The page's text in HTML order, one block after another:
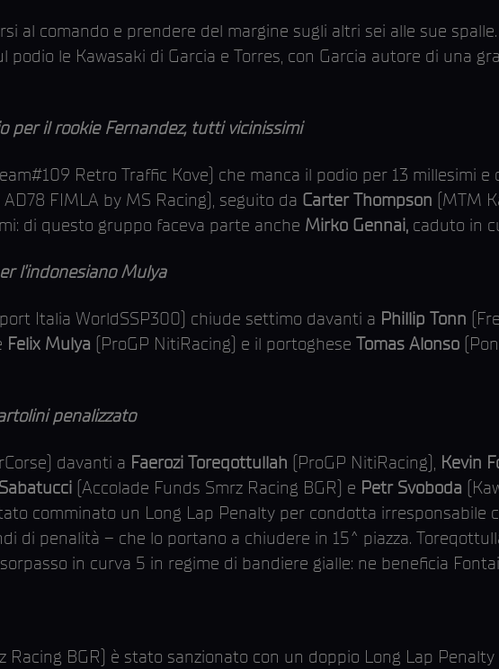
al comando e prendere del margine sugli altri sei alle sue spalle.
podio le Kawasaki di Garcia e Torres, con Garcia autore di una
per il rookie Fernandez, tutti vicinissimi
Retro Traffic Kove) che manca il podio per 13 millesimi
AD78 FIMLA by MS Racing), seguito da Carter Thompson (MTM
di questo gruppo faceva parte anche Mirko Gennai, caduto in
l’indonesiano Mulya
Italia WorldSSP300) chiude settimo davanti a Phillip Tonn
Felix Mulya (ProGP NitiRacing) e il portoghese Tomas Alonso
penalizzato
davanti a Faerozi Toreqottullah (ProGP NitiRacing), Kevin
(Accolade Funds Smrz Racing BGR) e Petr Svoboda
comminato un Long Lap Penalty per condotta irresponsabile
di penalità – che lo portano a chiudere in 15^ piazza.
in curva 5 in regime di bandiere gialle: ne beneficia
Racing BGR) è stato sanzionato con un doppio Long Lap